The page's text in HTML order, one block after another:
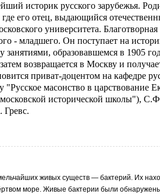
историк русского зарубежья.
его отец, выдающийся
университета.
- младшего. Он поступает на
образовавшемся в 1905
возвращается в Москву и
приват-доцентом на кафедре
"Русское масонство в царствование
исторической школы"),
Гревс.
живых существ — бак­терий. Их
море. Живые бактерии были